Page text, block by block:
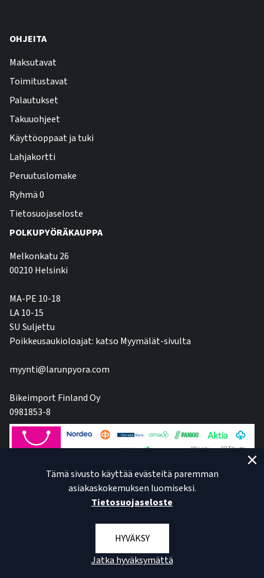
OHJEITA
Maksutavat
Toimitustavat
Palautukset
Takuuohjeet
Käyttöoppaat ja tuki
Lahjakortti
Peruutuslomake
Ryhmä 0
Tietosuojaseloste
POLKUPYÖRÄKAUPPA
Melkonkatu 26
00210 Helsinki
MA-PE 10-18
LA 10-15
SU Suljettu
Poikkeusaukioloajat: katso Myymälät-sivulta
myynti@larunpyora.com
Bikeimport Finland Oy
0981853-8
Tämä sivusto käyttää evästeitä paremman
asiakaskokemuksen luomiseksi.
Tietosuojaseloste
HYVÄKSY
Jatka hyväksymättä